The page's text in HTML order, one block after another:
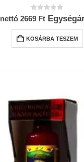
0az 5-ből
nettó 2669 Ft
KOSÁRBA TESZEM